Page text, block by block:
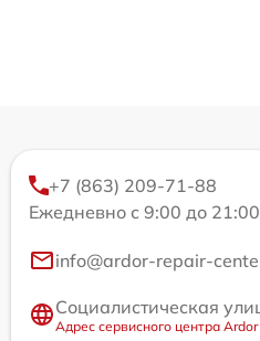
+7 (863) 209-71-88
Ежедневно с 9:00 до 21:00
info@ardor-repair-
Социалистическая
Адрес сервисного центра Ardor